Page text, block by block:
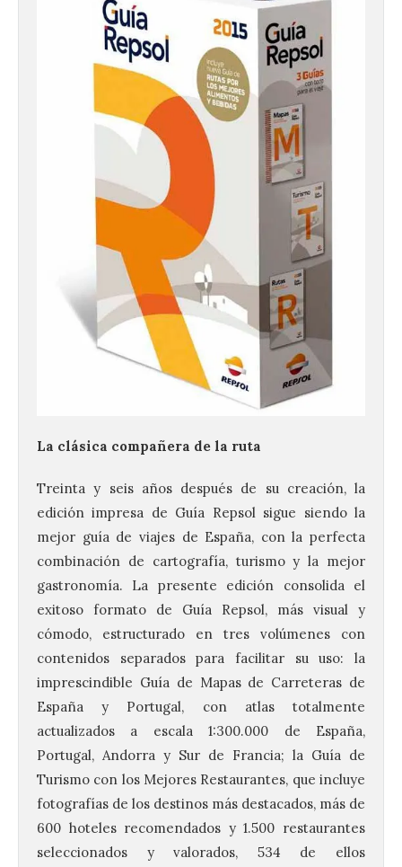
La clásica compañera de la ruta
Treinta y seis años después de su creación, la
edición impresa de Guía Repsol sigue siendo la
mejor guía de viajes de España, con la perfecta
combinación de cartografía, turismo y la mejor
gastronomía. La presente edición consolida el
exitoso formato de Guía Repsol, más visual y
cómodo, estructurado en tres volúmenes con
contenidos separados para facilitar su uso: la
imprescindible Guía de Mapas de Carreteras de
España y Portugal, con atlas totalmente
actualizados a escala 1:300.000 de España,
Portugal, Andorra y Sur de Francia; la Guía de
Turismo con los Mejores Restaurantes, que incluye
fotografías de los destinos más destacados, más de
600 hoteles recomendados y 1.500 restaurantes
seleccionados y valorados, 534 de ellos